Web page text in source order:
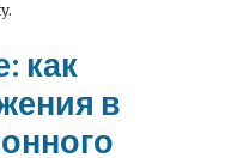
как
в